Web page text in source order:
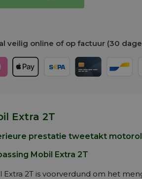
veilig online of op factuur (30
Extra 2T
prestatie tweetakt
Mobil Extra 2T
Extra 2T is voorverdund om het